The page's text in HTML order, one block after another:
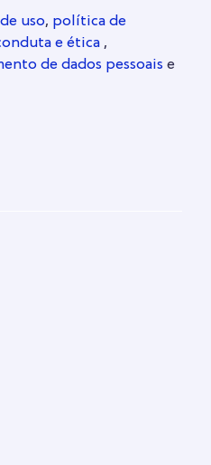
uso, política de
e ética ,
de dados pessoais e